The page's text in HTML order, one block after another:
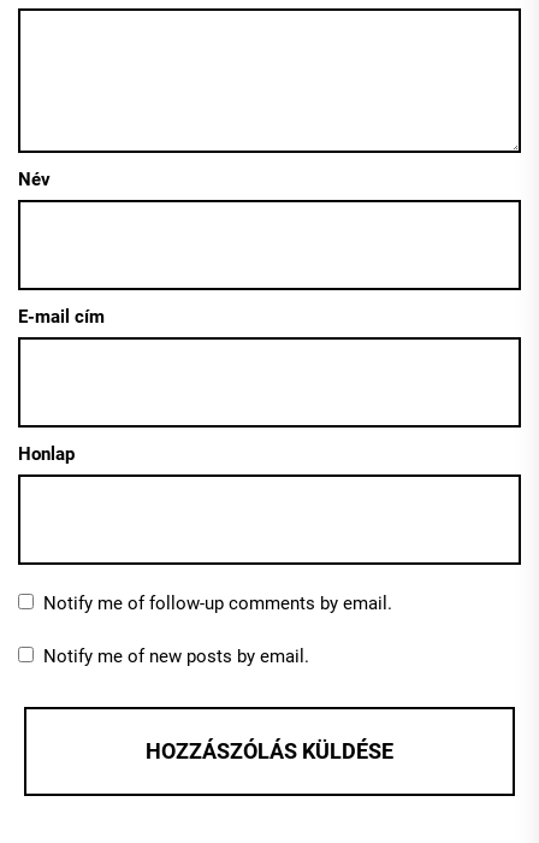
Név
E-mail cím
Honlap
Notify me of follow-up comments by email.
Notify me of new posts by email.